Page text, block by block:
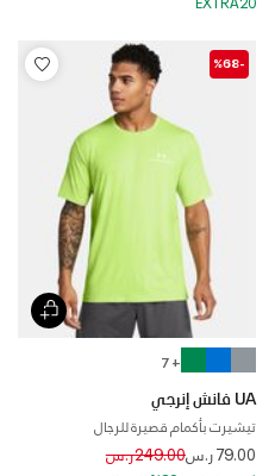
-%68
+ 7
UA فانش إنرجي
تيشيرت بأكمام قصيرة للرجال
79.00 ر.س Price reduced from
249.00 ر.س to